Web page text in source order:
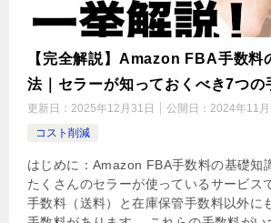
【完全解説】Amazon FBA手数料
法｜セラーが知っておくべき7つの
更新日： 2025年12月31日 公開日： 2024年11月
コスト削減
はじめに：Amazon FBA手数料の基礎知
たくさんのセラーが使っているサービス
手数料（送料）と在庫保管手数料以外に